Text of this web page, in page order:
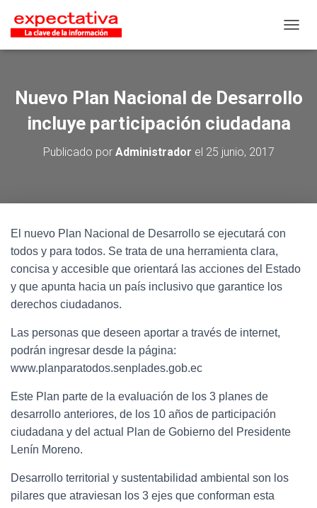
Nuevo Plan Nacional de Desarrollo
incluye participación ciudadana
Publicado por Administrador el 25 junio, 2017
El nuevo Plan Nacional de Desarrollo se ejecutará con
todos y para todos. Se trata de una herramienta clara,
concisa y accesible que orientará las acciones del Estado
y que apunta hacia un país inclusivo que garantice los
derechos ciudadanos.
Las personas que deseen aportar a través de internet,
podrán ingresar desde la página:
www.planparatodos.senplades.gob.ec
Este Plan parte de la evaluación de los 3 planes de
desarrollo anteriores, de los 10 años de participación
ciudadana y del actual Plan de Gobierno del Presidente
Lenín Moreno.
Desarrollo territorial y sustentabilidad ambiental son los
pilares que atraviesan los 3 ejes que conforman esta